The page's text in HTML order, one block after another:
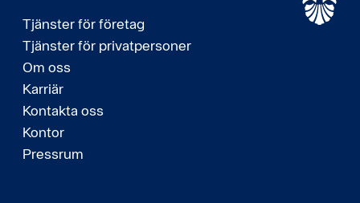
Tjänster för företag
Tjänster för privatpersoner
Om oss
Karriär
Kontakta oss
Kontor
Pressrum